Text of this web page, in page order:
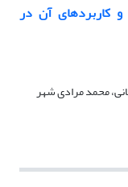
کاربردهای آن در
محمد مرادی شهر